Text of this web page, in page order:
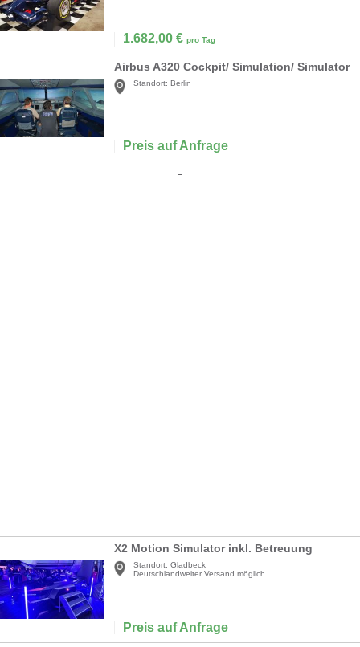
1.682,00 € pro Tag
Airbus A320 Cockpit/ Simulation/ Simulator
Standort: Berlin
Preis auf Anfrage
X2 Motion Simulator inkl. Betreuung
Standort: Gladbeck
Deutschlandweiter Versand möglich
Preis auf Anfrage